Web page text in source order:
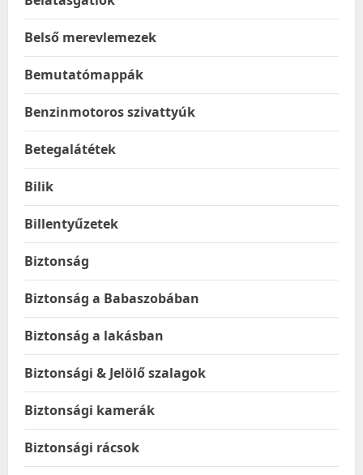
Belső merevlemezek
Bemutatómappák
Benzinmotoros szivattyúk
Betegalátétek
Bilik
Billentyűzetek
Biztonság
Biztonság a Babaszobában
Biztonság a lakásban
Biztonsági & Jelölő szalagok
Biztonsági kamerák
Biztonsági rácsok